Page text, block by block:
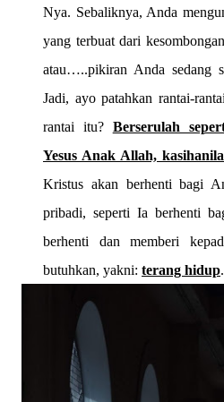
Nya. Sebaliknya, Anda
yang terbuat dari
atau…..pikiran Anda sedang
Jadi, ayo patahkan rantai-
rantai itu? Berserulah
Yesus Anak Allah,
Kristus akan berhenti bagi
pribadi, seperti Ia berhenti
berhenti dan memberi
butuhkan, yakni: terang hidup.